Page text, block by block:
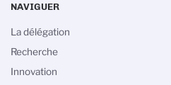
NAVIGUER
La délégation
Recherche
Innovation